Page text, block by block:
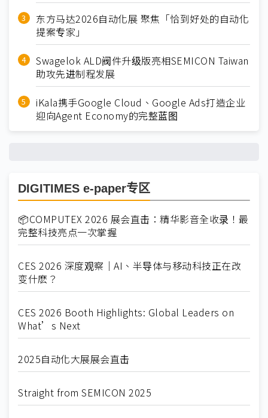
东方马达2026自动化展 聚焦「恰到好处的自动化
提案专家」
Swagelok ALD阀件升级版亮相SEMICON Taiwan
助攻先进制程发展
iKala携手Google Cloud、Google Ads打造企业
迎向Agent Economy的完整蓝图
DIGITIMES e-paper专区
📦COMPUTEX 2026 展会直击：精华影音全收录！最
完整科技亮点一次掌握
CES 2026 深度观察｜AI、半导体与移动科技正在改
变什麽？
CES 2026 Booth Highlights: Global Leaders on
What’s Next
2025自动化大展展会直击
Straight from SEMICON 2025